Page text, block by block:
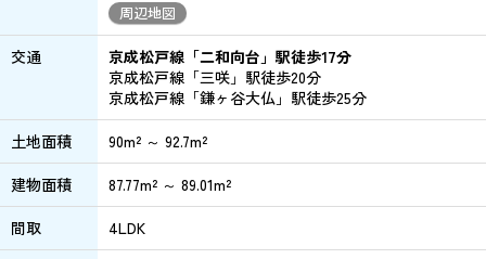
周辺地図
交通
京成松戸線「二和向台」駅徒歩17分
京成松戸線「三咲」駅徒歩20分
京成松戸線「鎌ヶ谷大仏」駅徒歩25分
土地面積
90m² ～ 92.7m²
建物面積
87.77m² ～ 89.01m²
間取
4LDK